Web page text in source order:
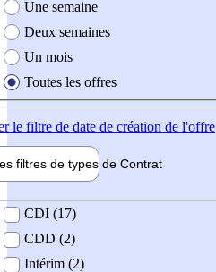
Une semaine
Deux semaines
Un mois
Toutes les offres
le filtre de date de création de l'offre
filtres de types de Contrat
contrat
CDI (17)
CDD (2)
Intérim (2)